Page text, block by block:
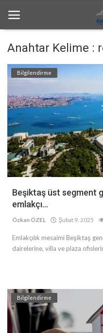
Anasayfa
Bilgilendirme
Haftalık Bülten
İletişim
Türkçe
Anahtar Kelime :
Bilgilendirme
Beşiktaş üst segment
emlakçı...
Özkan ÖZEL Şubat 9, 2025
Emlakçılık mesaimi Beşiktaş
dairelerine, villa ve plaza
Bilgilendirme